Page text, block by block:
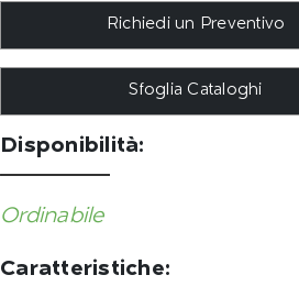
Richiedi un Preventivo
Sfoglia Cataloghi
Disponibilità:
Ordinabile
Caratteristiche: